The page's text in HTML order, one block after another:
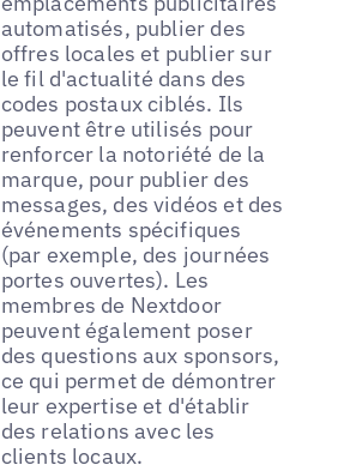
automatisés, publier des
offres locales et publier sur
le fil d'actualité dans des
codes postaux ciblés. Ils
peuvent être utilisés pour
renforcer la notoriété de la
marque, pour publier des
messages, des vidéos et des
événements spécifiques
(par exemple, des journées
portes ouvertes). Les
membres de Nextdoor
peuvent également poser
des questions aux sponsors,
ce qui permet de démontrer
leur expertise et d'établir
des relations avec les
clients locaux.